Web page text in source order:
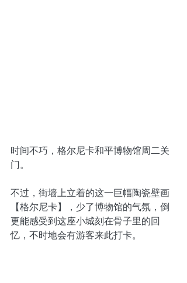
时间不巧，格尔尼卡和平博物馆周二关
门。
不过，街墙上立着的这一巨幅陶瓷壁画
【格尔尼卡】，少了博物馆的气氛，倒
更能感受到这座小城刻在骨子里的回
忆，不时地会有游客来此打卡。